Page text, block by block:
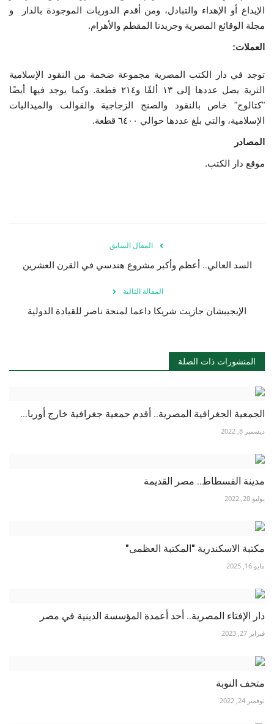
الإيداع أو الإهداء والتبادل، ومن أقدم الدوريات الموجودة بالدار و
مجلة الوقائع المصرية وجريدتا المقطم والأهرام.
العملات:
توجد في دار الكتب المصرية مجموعة ضخمة من النقود الإسلامية
الثرية يصل عددها إلى ١٣ ألفًا و٢١٤ قطعة.
وكما يوجد فيها أيضًا
"كتالوج" خاص بالنقود والصنج الزجاجية والقوالب والميداليات
الإسلامية، والتي بلغ عددها حوالي ٦٤٠٠ قطعة.
المصادر
موقع دار الكتب.
المقال السابق
السد العالي.. أعظم وأكبر مشروع هندسي في القرن العشرين
المقالة التالية
الإيجيبشان جازيت شريكا داعما لمنحة ناصر للقيادة الدولية
المنشورات ذات الصلة
الجمعية الجغرافية المصرية.. أقدم جمعية جغرافية خارج أوربا...
ديسمبر 8, 2022
مدينة الفسطاط.. مصر القديمة
يوليو 20, 2022
مكتبة الاسكندرية "المكتبة العظمى"
مايو 16, 2025
دار الإفتاء المصرية.. أحد أعمدة المؤسسة الدينية في مصر
فبراير 27, 2023
متحف النوبة
نوفمبر 24, 2022